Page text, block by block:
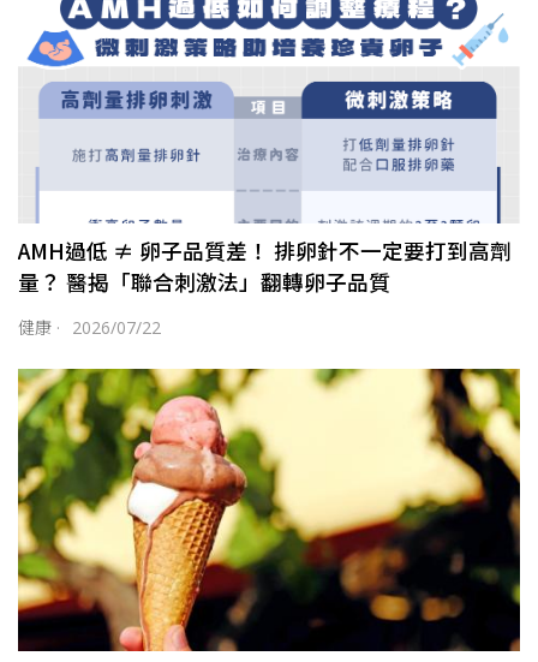
AMH過低 ≠ 卵子品質差！ 排卵針不一定要打到高劑
量？ 醫揭「聯合刺激法」翻轉卵子品質
健康 · 2026/07/22